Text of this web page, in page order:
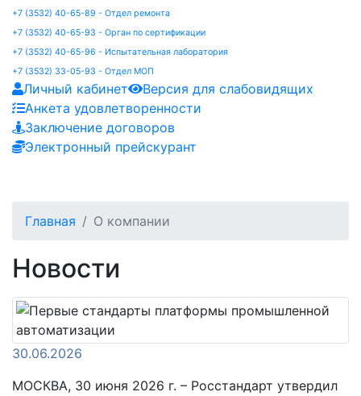
+7 (3532) 40-65-89 - Отдел ремонта
+7 (3532) 40-65-93 - Орган по сертификации
+7 (3532) 40-65-96 - Испытательная лаборатория
+7 (3532) 33-05-93 - Отдел МОП
Личный кабинет
Версия для слабовидящих
Анкета удовлетворенности
Заключение договоров
Электронный прейскурант
Главная О компании
Новости
30.06.2026
МОСКВА, 30 июня 2026 г. – Росстандарт утвердил